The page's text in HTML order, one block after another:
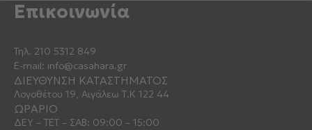
Επικοινωνία
Τηλ. 210 5312 849
E-mail: info@casahara.gr
ΔΙΕΥΘΥΝΣΗ ΚΑΤΑΣΤΗΜΑΤΟΣ
Λογοθέτου 19, Αιγάλεω Τ.Κ 122 44
ΩΡΑΡΙΟ
ΔΕΥ – ΤΕΤ – ΣΑΒ: 09:00 – 15:00